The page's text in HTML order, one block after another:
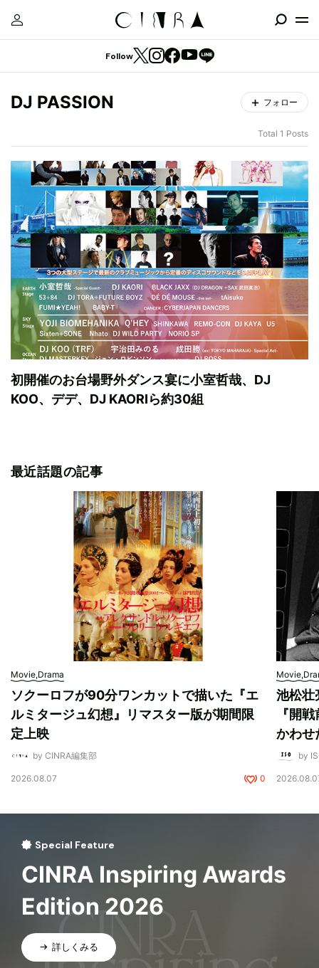
Follow
DJ PASSION フォロー
Total 1 Posts
初開催のお台場野外ダンス宴に小室哲哉、DJ
KOO、デデ、DJ KAORIら約30組
最近話題の記事
Movie,Drama
ソクーロフが90分ワンカットで描いた『エ
ルミタージュ幻想』リマスター版が期間限
定上映
by CINRA編集部
2026.08.07 0
池松壮
『開
かわせ
by
Special Feature
CINRA Inspiring Awards
Edition 2026
詳しくみる